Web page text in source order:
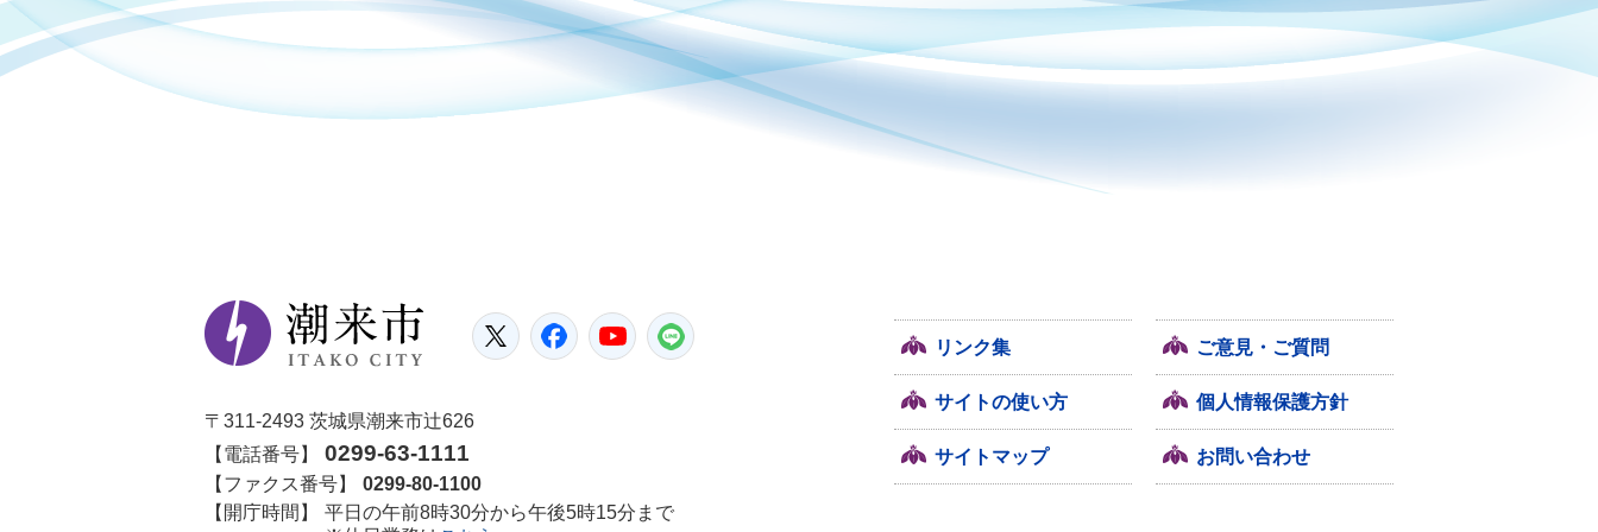
潮来市
Twitter FacebookYouTube
〒311-2493 茨城県潮来市辻626
【電話番号】
0299-63-1111
【ファクス番号】
0299-80-1100
【開庁時間】
平日の午前8時30分から午後5時15分まで
リンク集 ご意見・ご質問
サイトの使い方 個人情報保護方針
サイトマップ お問い合わせ